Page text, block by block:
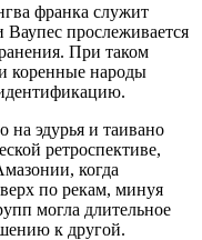
франка служит
прослеживается
При таком
коренные народы
на эдурья и таивано
ретроспективе,
когда
по рекам, минуя
могла длительное
к другой.